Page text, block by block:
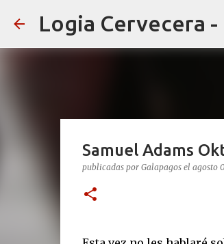
Logia Cervecera -
Samuel Adams
publicadas por Galapagos el agosto